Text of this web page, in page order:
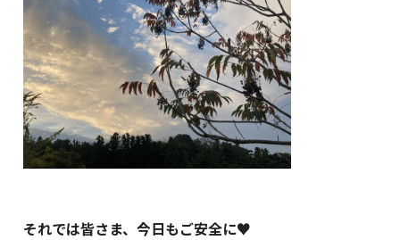
それでは皆さま、今日もご安全に♥